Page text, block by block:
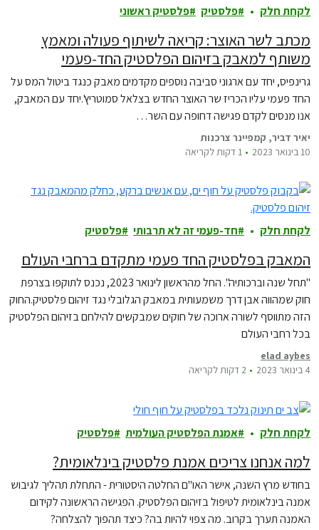
לקחת חלק פלסטיק פלסטיק ראשוני
מכתב לשר האוצר: קריאה לשיתוף פעולה ומאמץ
משותף למאבק בזיהום הפלסטיק החד-פעמי
גרינפיס, יחד עם ארגוני סביבה נוספים מקדמים מאבק כנגד ביטול המס על
החד פעמי עליו הכריז שר האוצר החדש בצלאל סמוטריץ'.יחד עם המאבק,
אנו מנסים לקדם פגישה דחופה עם השר…
יאיר דביר, קמפיינר צרכנות
10 בינואר 2023
1 דקות לקריאה
לקחת חלק חד-פעמי זה לא תרבותי פלסטיק
המאבק בפלסטיק החד פעמי מתקדם ברחבי העולם
"תחל שנה וברכותיה". החל מהראשון לינואר 2023, נכנס לתוקפו בצרפת
חוק שמהווה אבן דרך משמעותית במאבק הגלובלי נגד זיהום פלסטיק.החוק
הזה מתווסף לשורה ארוכה של חוקים שמבקשים להילחם בזיהום הפלסטיק
בכל רחבי העולם
elad aybes
4 בינואר 2023
2 דקות לקריאה
לקחת חלק אמנת הפלסטיק העולמית פלסטיק
למה אנחנו צריכים אמנת פלסטיק בינלאומית?
בחודש מרץ השנה, אישר האו"ם החלטה היסטורית - התחלת תהליך לגיבוש
אמנה בינלאומית לטיפול בזיהום הפלסטיק. הפגישה הראשונה לקידום
האמנה תערך בקרוב. מה צפוי להיות בה? כיצד תהפוך להצלחה?